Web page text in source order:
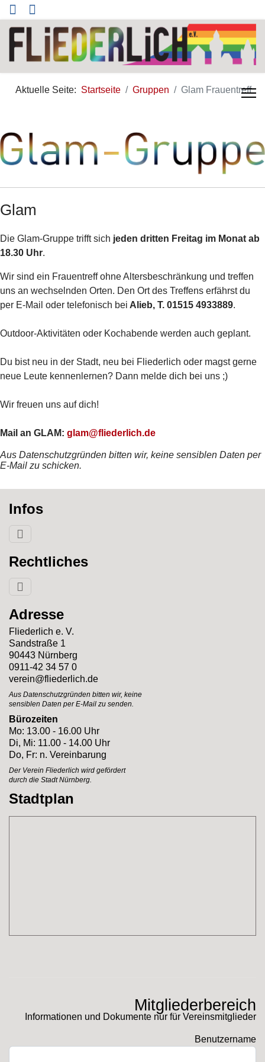
Aktuelle Seite: Startseite Gruppen Glam Frauentreff
Glam
Die Glam-Gruppe trifft sich jeden dritten Freitag im Monat ab
18.30 Uhr.
Wir sind ein Frauentreff ohne Altersbeschränkung und treffen
uns an wechselnden Orten. Den Ort des Treffens erfährst du
per E-Mail oder telefonisch bei Alieb, T. 01515 4933889.
Outdoor-Aktivitäten oder Kochabende werden auch geplant.
Du bist neu in der Stadt, neu bei Fliederlich oder magst gerne
neue Leute kennenlernen? Dann melde dich bei uns ;)
Wir freuen uns auf dich!
Mail an GLAM: glam@fliederlich.de
Aus Datenschutzgründen bitten wir, keine sensiblen Daten per
E-Mail zu schicken.
Infos
Rechtliches
Adresse
Fliederlich e. V.
Sandstraße 1
90443 Nürnberg
0911-42 34 57 0
verein@fliederlich.de
Aus Datenschutzgründen bitten wir, keine
sensiblen Daten per E-Mail zu senden.
Bürozeiten
Mo: 13.00 - 16.00 Uhr
Di, Mi: 11.00 - 14.00 Uhr
Do, Fr: n. Vereinbarung
Der Verein Fliederlich wird gefördert
durch die Stadt Nürnberg.
Stadtplan
Mitgliederbereich
Informationen und Dokumente nur für Vereinsmitglieder
Benutzername